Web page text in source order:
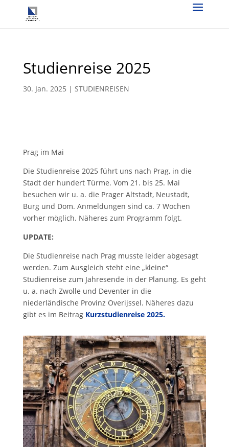
Studienreise 2025
30. Jan. 2025 | STUDIENREISEN
Prag im Mai
Die Studienreise 2025 führt uns nach Prag, in die
Stadt der hundert Türme. Vom 21. bis 25. Mai
besuchen wir u. a. die Prager Altstadt, Neustadt,
Burg und Dom. Anmeldungen sind ca. 7 Wochen
vorher möglich. Näheres zum Programm folgt.
UPDATE:
Die Studienreise nach Prag musste leider abgesagt
werden. Zum Ausgleich steht eine „kleine“
Studienreise zum Jahresende in der Planung. Es geht
u. a. nach Zwolle und Deventer in die
niederländische Provinz Overijssel. Näheres dazu
gibt es im Beitrag Kurzstudienreise 2025.